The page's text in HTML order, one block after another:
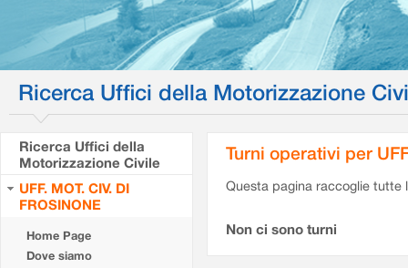
Ricerca Uffici della Motorizzazione
Ricerca Uffici della
Motorizzazione Civile
UFF. MOT. CIV. DI
FROSINONE
Home Page
Dove siamo
Turni operativi per
Questa pagina raccoglie tutte
Non ci sono turni